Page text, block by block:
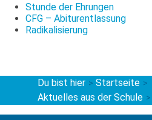
Stunde der Ehrungen
CFG – Abiturentlassung
Radikalisierung
Du bist hier > Startseite >
Aktuelles aus der Schule >